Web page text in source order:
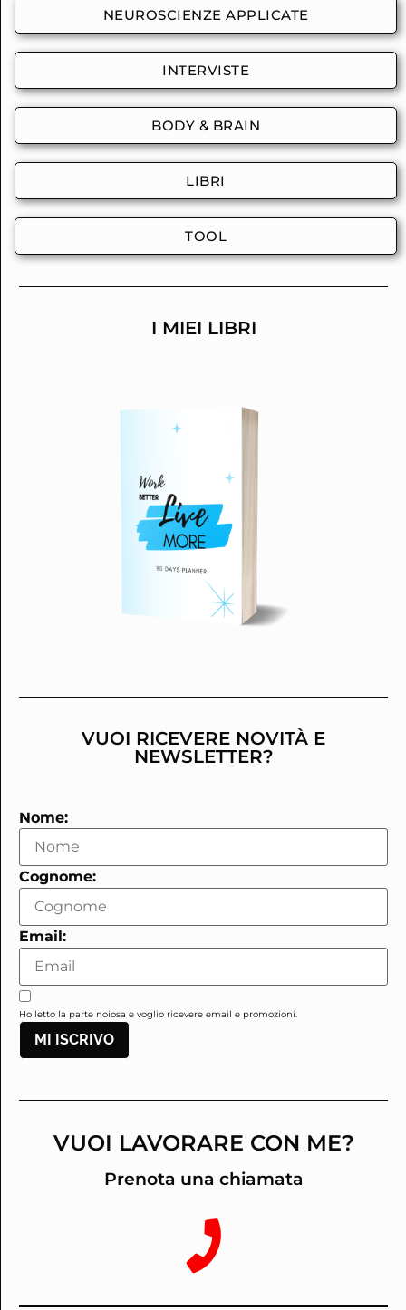
NEUROSCIENZE APPLICATE
INTERVISTE
BODY & BRAIN
LIBRI
TOOL
I MIEI LIBRI
VUOI RICEVERE NOVITÀ E
NEWSLETTER?
Nome:
Cognome:
Email:
Ho letto la parte noiosa e voglio ricevere email e promozioni.
MI ISCRIVO
VUOI LAVORARE CON ME?
Prenota una chiamata